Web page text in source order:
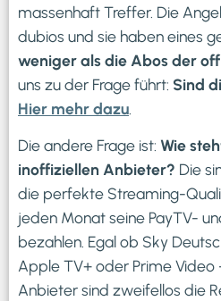
massenhaft Treffer. Die
dubios und sie haben eines
weniger als die Abos der
uns zu der Frage führt: Sind
Hier mehr dazu
Die andere Frage ist: Wie
inoffiziellen Anbieter? Die
die perfekte Streaming-
jeden Monat seine PayTV-
bezahlen. Egal ob Sky
Apple TV+ oder Prime Video
Anbieter sind zweifellos die